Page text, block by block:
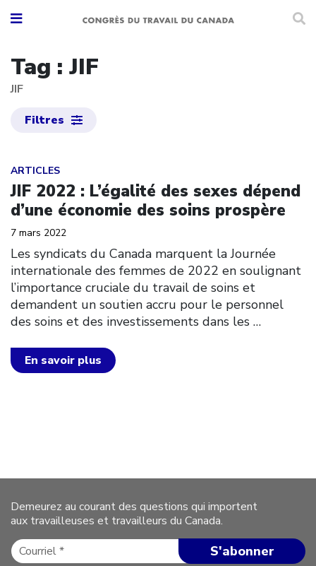
Tag : JIF
JIF
Filtres
ARTICLES
JIF 2022 : L’égalité des sexes dépend
d’une économie des soins prospère
7 mars 2022
Les syndicats du Canada marquent la Journée
internationale des femmes de 2022 en soulignant
l’importance cruciale du travail de soins et
demandent un soutien accru pour le personnel
des soins et des investissements dans les …
En savoir plus
Demeurez au courant des questions qui importent
aux travailleuses et travailleurs du Canada.